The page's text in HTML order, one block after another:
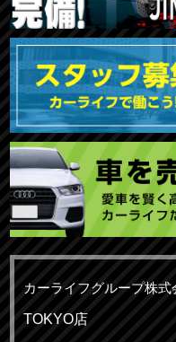
カーライフグループ株式
TOKYO店